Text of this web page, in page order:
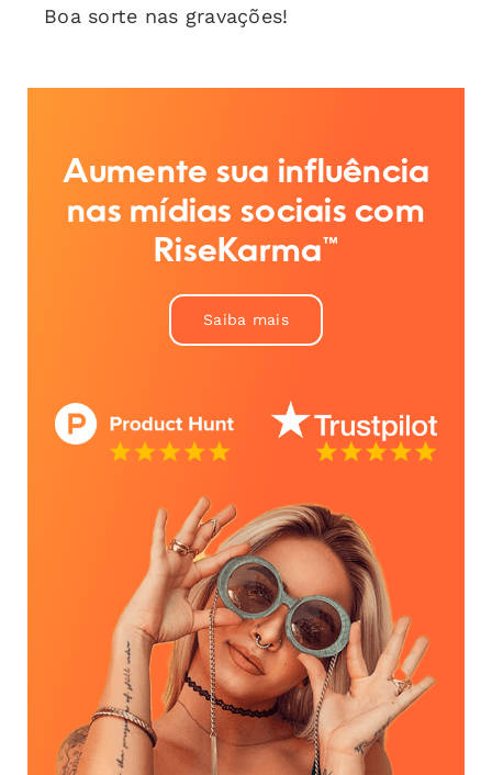
Boa sorte nas gravações!
Aumente sua influência
nas mídias sociais com
RiseKarma™
Saiba mais